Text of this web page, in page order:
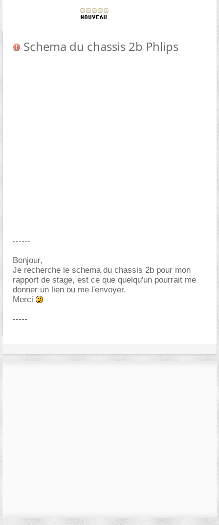
Schema du chassis 2b Phlips
------
Bonjour,
Je recherche le schema du chassis 2b pour mon
rapport de stage, est ce que quelqu'un pourrait me
donner un lien ou me l'envoyer.
Merci
-----